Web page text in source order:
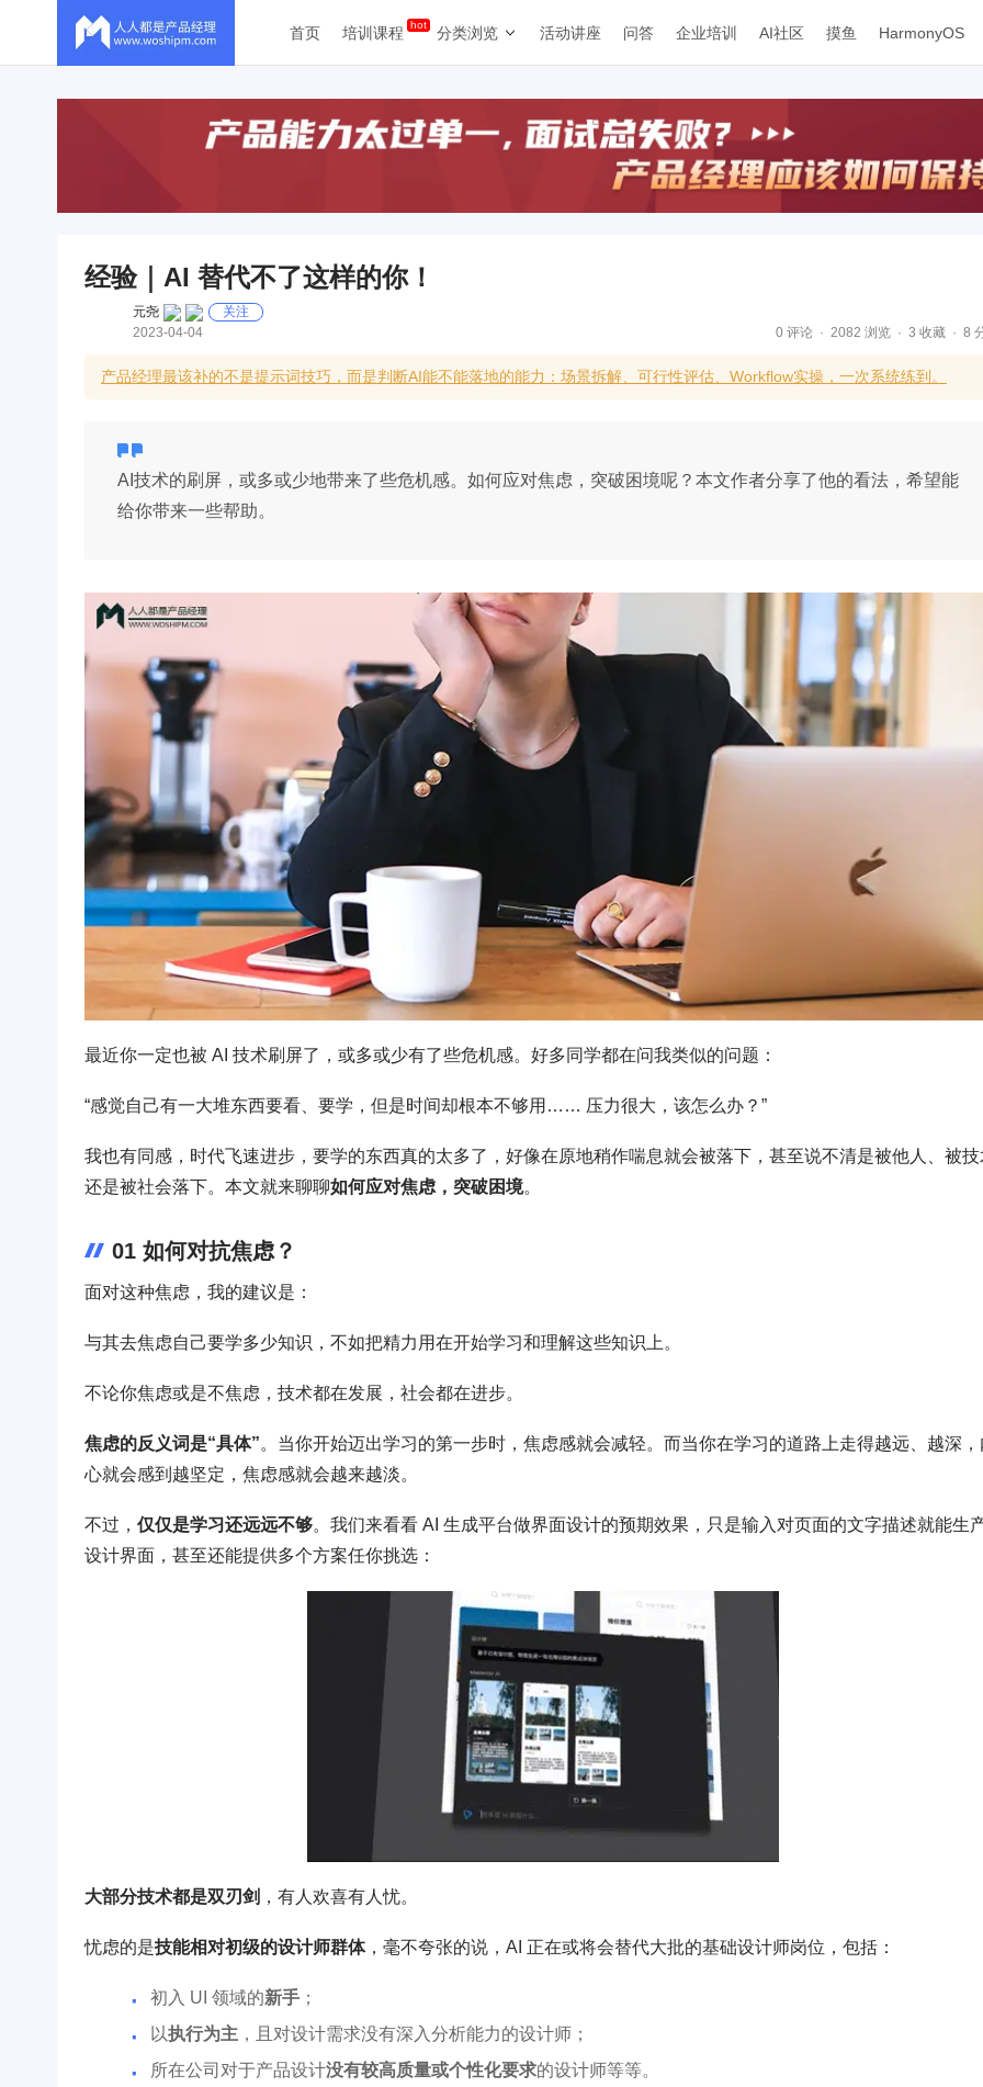
首页 培训课程 分类浏览 活动讲座 问答 企业培训 AI社区 摸鱼 HarmonyOS
经验｜AI 替代不了这样的你！
元尧
关注
2023-04-04
0 评论 2082 浏览 3 收藏 8
产品经理最该补的不是提示词技巧，而是判断AI能不能落地的能力：场景拆解、可行性评估、Workflow实操，一次系统练到。
AI技术的刷屏，或多或少地带来了些危机感。如何应对焦虑，突破困境呢？本文作者分享了他的看法，希望能
给你带来一些帮助。
最近你一定也被 AI 技术刷屏了，或多或少有了些危机感。好多同学都在问我类似的问题：
“感觉自己有一大堆东西要看、要学，但是时间却根本不够用…… 压力很大，该怎么办？”
我也有同感，时代飞速进步，要学的东西真的太多了，好像在原地稍作喘息就会被落下，甚至说不清是被他人、被技
还是被社会落下。本文就来聊聊如何应对焦虑，突破困境。
01 如何对抗焦虑？
面对这种焦虑，我的建议是：
与其去焦虑自己要学多少知识，不如把精力用在开始学习和理解这些知识上。
不论你焦虑或是不焦虑，技术都在发展，社会都在进步。
焦虑的反义词是“具体”。当你开始迈出学习的第一步时，焦虑感就会减轻。而当你在学习的道路上走得越远、越深，
心就会感到越坚定，焦虑感就会越来越淡。
不过， 仅仅是学习还远远不够。我们来看看 AI 生成平台做界面设计的预期效果，只是输入对页面的文字描述就能生
设计界面，甚至还能提供多个方案任你挑选：
大部分技术都是双刃剑 ，有人欢喜有人忧。
忧虑的是技能相对初级的设计师群体，毫不夸张的说，AI 正在或将会替代大批的基础设计师岗位，包括：
初入 UI 领域的新手 ；
以执行为主 ，且对设计需求没有深入分析能力的设计师；
所在公司对于产品设计没有较高质量或个性化要求的设计师等等。